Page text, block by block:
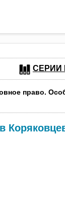
СЕРИИ
право.